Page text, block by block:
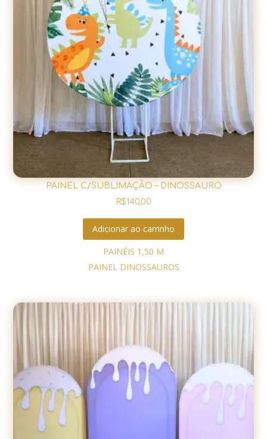
PAINEL C/SUBLIMAÇÃO – DINOSSAURO
R$140,00
Adicionar ao carrinho
PAINÉIS 1,50 M
PAINEL DINOSSAUROS